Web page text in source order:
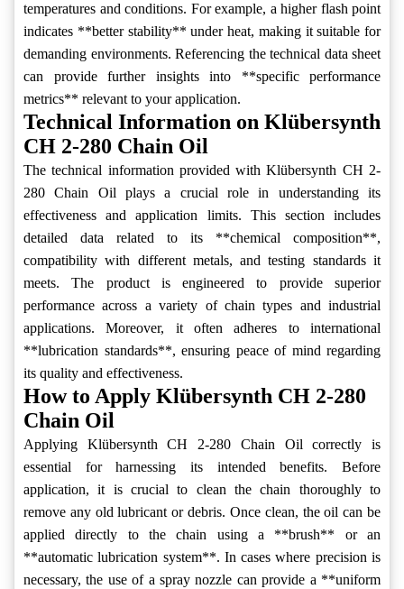
temperatures and conditions. For example, a higher flash point
indicates **better stability** under heat, making it suitable for
demanding environments. Referencing the technical data sheet
can provide further insights into **specific performance
metrics** relevant to your application.
Technical Information on Klübersynth
CH 2-280 Chain Oil
The technical information provided with Klübersynth CH 2-
280 Chain Oil plays a crucial role in understanding its
effectiveness and application limits. This section includes
detailed data related to its **chemical composition**,
compatibility with different metals, and testing standards it
meets. The product is engineered to provide superior
performance across a variety of chain types and industrial
applications. Moreover, it often adheres to international
**lubrication standards**, ensuring peace of mind regarding
its quality and effectiveness.
How to Apply Klübersynth CH 2-280
Chain Oil
Applying Klübersynth CH 2-280 Chain Oil correctly is
essential for harnessing its intended benefits. Before
application, it is crucial to clean the chain thoroughly to
remove any old lubricant or debris. Once clean, the oil can be
applied directly to the chain using a **brush** or an
**automatic lubrication system**. In cases where precision is
necessary, the use of a spray nozzle can provide a **uniform